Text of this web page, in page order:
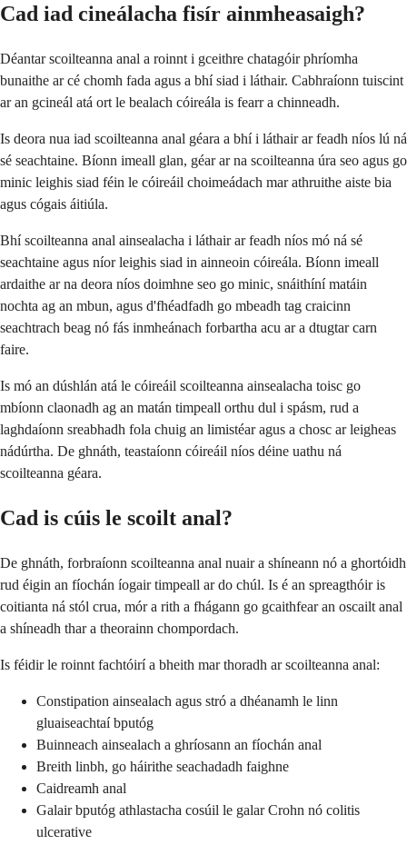
Cad iad cineálacha fisír ainmheasaigh?
Déantar scoilteanna anal a roinnt i gceithre chatagóir phríomha
bunaithe ar cé chomh fada agus a bhí siad i láthair. Cabhraíonn tuiscint
ar an gcineál atá ort le bealach cóireála is fearr a chinneadh.
Is deora nua iad scoilteanna anal géara a bhí i láthair ar feadh níos lú ná
sé seachtaine. Bíonn imeall glan, géar ar na scoilteanna úra seo agus go
minic leighis siad féin le cóireáil choimeádach mar athruithe aiste bia
agus cógais áitiúla.
Bhí scoilteanna anal ainsealacha i láthair ar feadh níos mó ná sé
seachtaine agus níor leighis siad in ainneoin cóireála. Bíonn imeall
ardaithe ar na deora níos doimhne seo go minic, snáithíní matáin
nochta ag an mbun, agus d'fhéadfadh go mbeadh tag craicinn
seachtrach beag nó fás inmheánach forbartha acu ar a dtugtar carn
faire.
Is mó an dúshlán atá le cóireáil scoilteanna ainsealacha toisc go
mbíonn claonadh ag an matán timpeall orthu dul i spásm, rud a
laghdaíonn sreabhadh fola chuig an limistéar agus a chosc ar leigheas
nádúrtha. De ghnáth, teastaíonn cóireáil níos déine uathu ná
scoilteanna géara.
Cad is cúis le scoilt anal?
De ghnáth, forbraíonn scoilteanna anal nuair a shíneann nó a ghortóidh
rud éigin an fíochán íogair timpeall ar do chúl. Is é an spreagthóir is
coitianta ná stól crua, mór a rith a fhágann go gcaithfear an oscailt anal
a shíneadh thar a theorainn chompordach.
Is féidir le roinnt fachtóirí a bheith mar thoradh ar scoilteanna anal:
Constipation ainsealach agus stró a dhéanamh le linn
gluaiseachtaí bputóg
Buinneach ainsealach a ghríosann an fíochán anal
Breith linbh, go háirithe seachadadh faighne
Caidreamh anal
Galair bputóg athlastacha cosúil le galar Crohn nó colitis
ulcerative